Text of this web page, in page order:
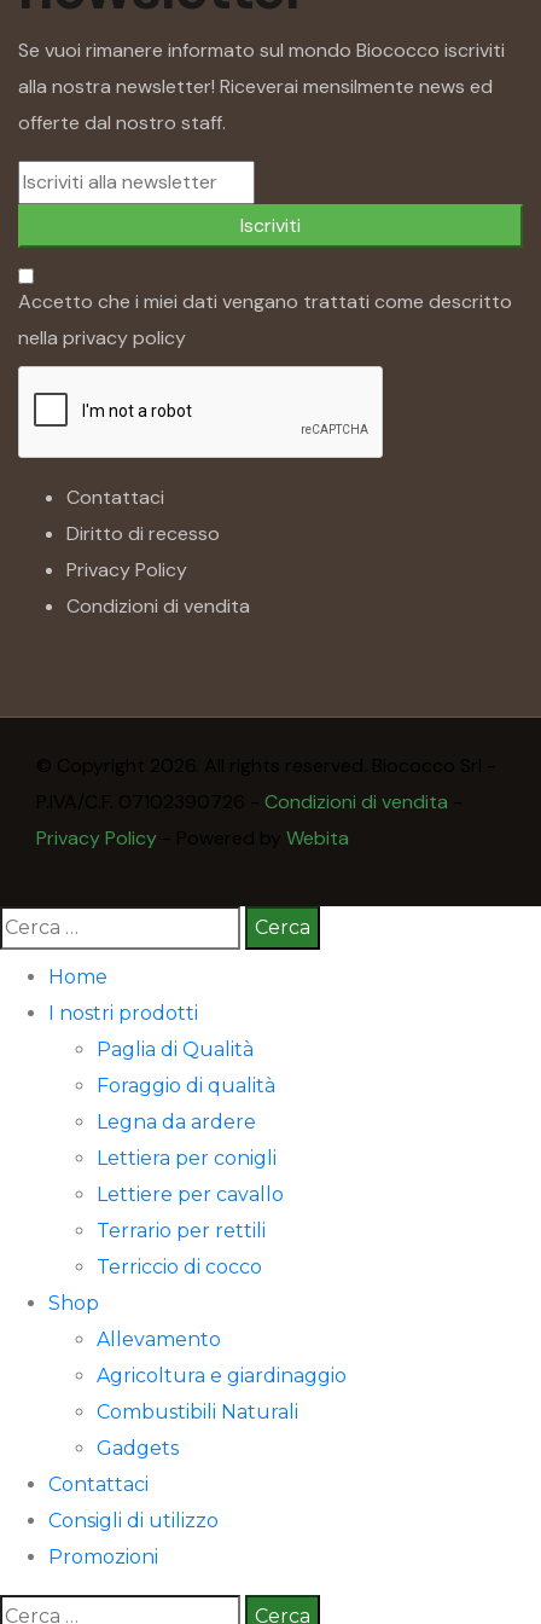
Se vuoi rimanere informato sul mondo Biococco iscriviti
alla nostra newsletter! Riceverai mensilmente news ed
offerte dal nostro staff.
Iscriviti
Accetto che i miei dati vengano trattati come descritto
nella privacy policy
Contattaci
Diritto di recesso
Privacy Policy
Condizioni di vendita
Condizioni di vendita
Privacy Policy
Webita
Ricerca
Home
I nostri prodotti
Paglia di Qualità
Foraggio di qualità
Legna da ardere
Lettiera per conigli
Lettiere per cavallo
Terrario per rettili
Terriccio di cocco
Shop
Allevamento
Agricoltura e giardinaggio
Combustibili Naturali
Gadgets
Contattaci
Consigli di utilizzo
Promozioni
Ricerca